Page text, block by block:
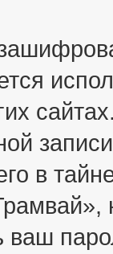
в
ваш